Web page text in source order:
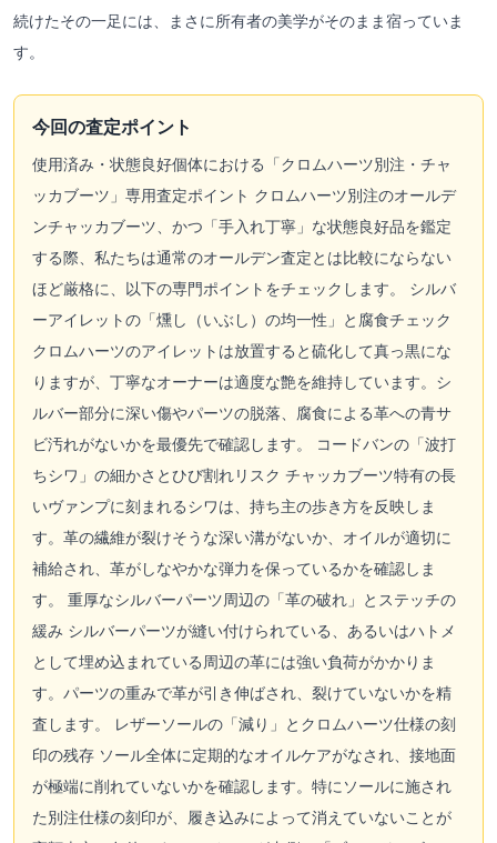
続けたその一足には、まさに所有者の美学がそのまま宿っていま
す。
今回の査定ポイント
使用済み・状態良好個体における「クロムハーツ別注・チャ
ッカブーツ」専用査定ポイント クロムハーツ別注のオールデ
ンチャッカブーツ、かつ「手入れ丁寧」な状態良好品を鑑定
する際、私たちは通常のオールデン査定とは比較にならない
ほど厳格に、以下の専門ポイントをチェックします。 シルバ
ーアイレットの「燻し（いぶし）の均一性」と腐食チェック
クロムハーツのアイレットは放置すると硫化して真っ黒にな
りますが、丁寧なオーナーは適度な艶を維持しています。シ
ルバー部分に深い傷やパーツの脱落、腐食による革への青サ
ビ汚れがないかを最優先で確認します。 コードバンの「波打
ちシワ」の細かさとひび割れリスク チャッカブーツ特有の長
いヴァンプに刻まれるシワは、持ち主の歩き方を反映しま
す。革の繊維が裂けそうな深い溝がないか、オイルが適切に
補給され、革がしなやかな弾力を保っているかを確認しま
す。 重厚なシルバーパーツ周辺の「革の破れ」とステッチの
緩み シルバーパーツが縫い付けられている、あるいはハトメ
として埋め込まれている周辺の革には強い負荷がかかりま
す。パーツの重みで革が引き伸ばされ、裂けていないかを精
査します。 レザーソールの「減り」とクロムハーツ仕様の刻
印の残存 ソール全体に定期的なオイルケアがなされ、接地面
が極端に削れていないかを確認します。特にソールに施され
た別注仕様の刻印が、履き込みによって消えていないことが